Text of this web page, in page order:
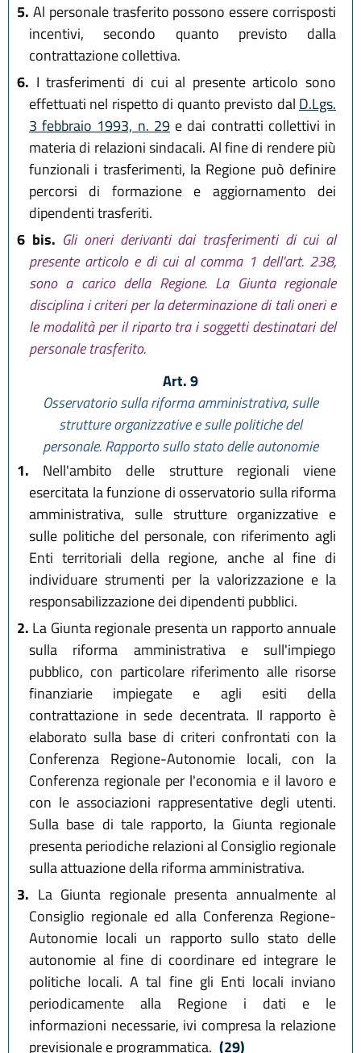
5. Al personale trasferito possono essere corrisposti
incentivi, secondo quanto previsto dalla
contrattazione collettiva.
6. I trasferimenti di cui al presente articolo sono
effettuati nel rispetto di quanto previsto dal D.Lgs.
3 febbraio 1993, n. 29e dai contratti collettivi in
materia di relazioni sindacali. Al fine di rendere più
funzionali i trasferimenti, la Regione può definire
percorsi di formazione e aggiornamento dei
dipendenti trasferiti.
6 bis. Gli oneri derivanti dai trasferimenti di cui al
presente articolo e di cui al comma 1 dell'art. 238,
sono a carico della Regione. La Giunta regionale
disciplina i criteri per la determinazione di tali oneri e
le modalità per il riparto tra i soggetti destinatari del
personale trasferito.
Art. 9
Osservatorio sulla riforma amministrativa, sulle
strutture organizzative e sulle politiche del
personale. Rapporto sullo stato delle autonomie
1. Nell'ambito delle strutture regionali viene
esercitata la funzione di osservatorio sulla riforma
amministrativa, sulle strutture organizzative e
sulle politiche del personale, con riferimento agli
Enti territoriali della regione, anche al fine di
individuare strumenti per la valorizzazione e la
responsabilizzazione dei dipendenti pubblici.
2. La Giunta regionale presenta un rapporto annuale
sulla riforma amministrativa e sull'impiego
pubblico, con particolare riferimento alle risorse
finanziarie impiegate e agli esiti della
contrattazione in sede decentrata. Il rapporto è
elaborato sulla base di criteri confrontati con la
Conferenza Regione-Autonomie locali, con la
Conferenza regionale per l'economia e il lavoro e
con le associazioni rappresentative degli utenti.
Sulla base di tale rapporto, la Giunta regionale
presenta periodiche relazioni al Consiglio regionale
sulla attuazione della riforma amministrativa.
3. La Giunta regionale presenta annualmente al
Consiglio regionale ed alla Conferenza Regione-
Autonomie locali un rapporto sullo stato delle
autonomie al fine di coordinare ed integrare le
politiche locali. A tal fine gli Enti locali inviano
periodicamente alla Regione i dati e le
informazioni necessarie, ivi compresa la relazione
previsionale e programmatica. (29)